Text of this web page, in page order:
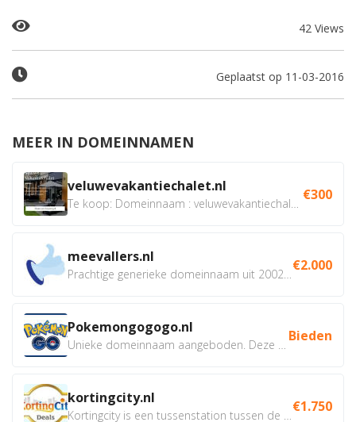
42 Views
Geplaatst op 11-03-2016
MEER IN DOMEINNAMEN
veluwevakantiechalet.nl €300
meevallers.nl €2.000
Pokemongogogo.nl Bieden
kortingcity.nl €1.750